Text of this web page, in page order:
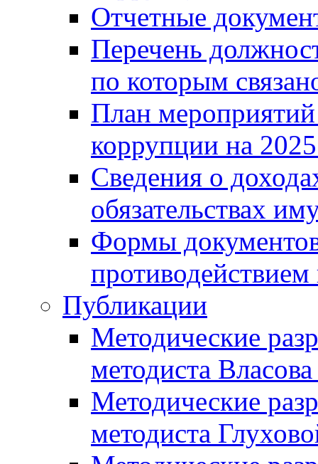
Отчетные
Перечень
по которым
План
коррупции на 2025
Сведения о
обязательствах
Формы
Публикации
Методические
методиста
Методические
методиста